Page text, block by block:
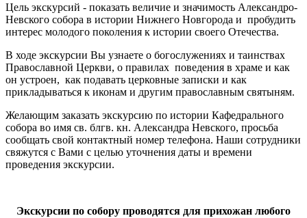
Цель экскурсий - показать величие и значимость Александро-
Невского собора в истории Нижнего Новгорода и пробудить
интерес молодого поколения к истории своего Отечества.
В ходе экскурсии Вы узнаете о богослужениях и таинствах
Православной Церкви, о правилах поведения в храме и как
он устроен, как подавать церковные записки и как
прикладываться к иконам и другим православным святыням.
Желающим заказать экскурсию по истории Кафедрального
собора во имя св. блгв. кн. Александра Невского, просьба
сообщать свой контактный номер телефона. Наши сотрудники
свяжутся с Вами с целью уточнения даты и времени
проведения экскурсии.
Экскурсии по собору проводятся для прихожан любого